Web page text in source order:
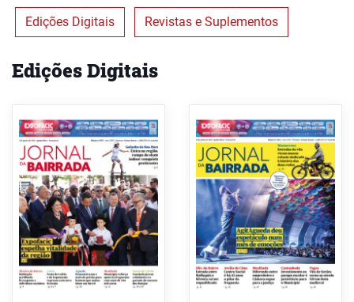
Edições Digitais Revistas e Suplementos
Edições Digitais